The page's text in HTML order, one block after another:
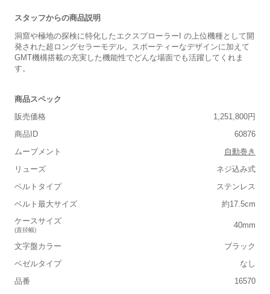
スタッフからの商品説明
洞窟や極地の探検に特化したエクスプローラーI の上位機種として開
発された超ロングセラーモデル。スポーティーなデザインに加えて
GMT機構搭載の充実した機能性でどんな場面でも活躍してくれま
す。
商品スペック
販売価格
1,251,800円
商品ID
60876
ムーブメント
自動巻き
リューズ
ネジ込み式
ベルトタイプ
ステンレス
ベルト最大サイズ
約17.5cm
ケースサイズ
(直径幅)
40mm
文字盤カラー
ブラック
ベゼルタイプ
なし
品番
16570